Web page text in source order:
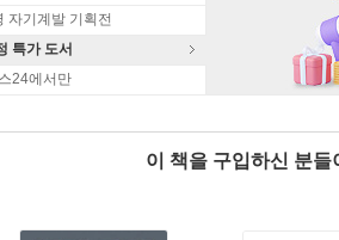
자기계발 기획전
특가 도서
24에서만
이 책을 구입하신 분